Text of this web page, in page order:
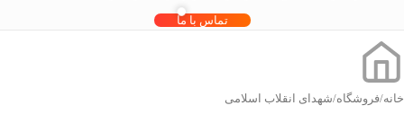
تماس با ما
خانه/فروشگاه/شهدای انقلاب اسلامی